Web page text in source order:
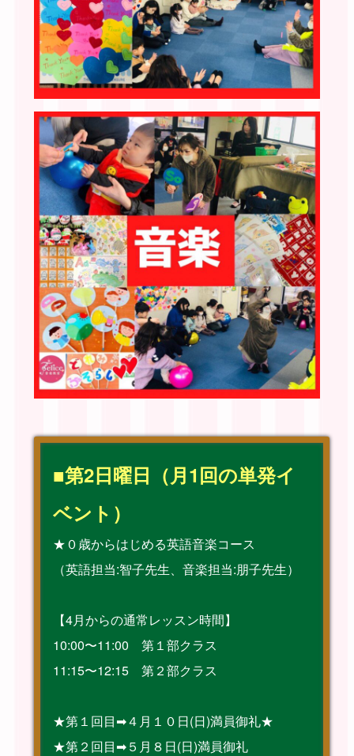
■第2日曜日（月1回の単発イ
ベント）
★０歳からはじめる英語音楽コース
（英語担当:智子先生、音楽担当:朋子先生）
【4月からの通常レッスン時間】
10:00〜11:00 第１部クラス
11:15〜12:15 第２部クラス
★第１回目➡︎４月１０日(日)満員御礼★
★第２回目➡︎５月８日(日)満員御礼